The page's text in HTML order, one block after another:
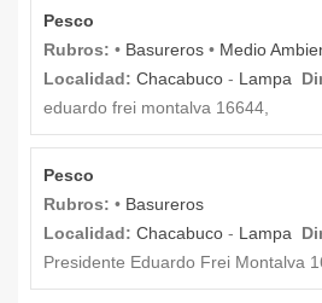
Pesco
Rubros: • Basureros • Medio
Localidad: Chacabuco - Lampa
eduardo frei montalva 16644,
Pesco
Rubros: • Basureros
Localidad: Chacabuco - Lampa
Presidente Eduardo Frei Montalva